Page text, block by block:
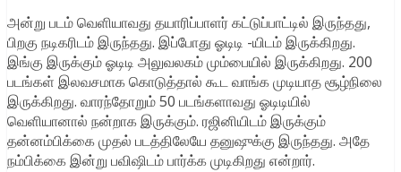
அன்று படம் வெளியாவது தயாரிப்பாளர் கட்டுப்பாட்டில் இருந்தது,
பிறகு நடிகரிடம் இருந்தது. இப்போது ஓடிடி -யிடம் இருக்கிறது.
இங்கு இருக்கும் ஓடிடி அலுவலகம் மும்பையில் இருக்கிறது. 200
படங்கள் இலவசமாக கொடுத்தால் கூட வாங்க முடியாத சூழ்நிலை
இருக்கிறது. வாரந்தோறும் 50 படங்களாவது ஓடிடியில்
வெளியானால் நன்றாக இருக்கும். ரஜினியிடம் இருக்கும்
தன்னம்பிக்கை முதல் படத்திலேயே தனுஷுக்கு இருந்தது. அதே
நம்பிக்கை இன்று பவிஷிடம் பார்க்க முடிகிறது என்றார்.